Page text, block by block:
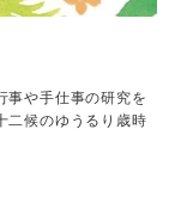
事や手仕事の研究を
二候のゆうるり歳時